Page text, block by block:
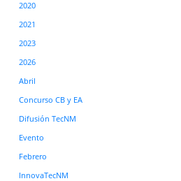
2020
2021
2023
2026
Abril
Concurso CB y EA
Difusión TecNM
Evento
Febrero
InnovaTecNM